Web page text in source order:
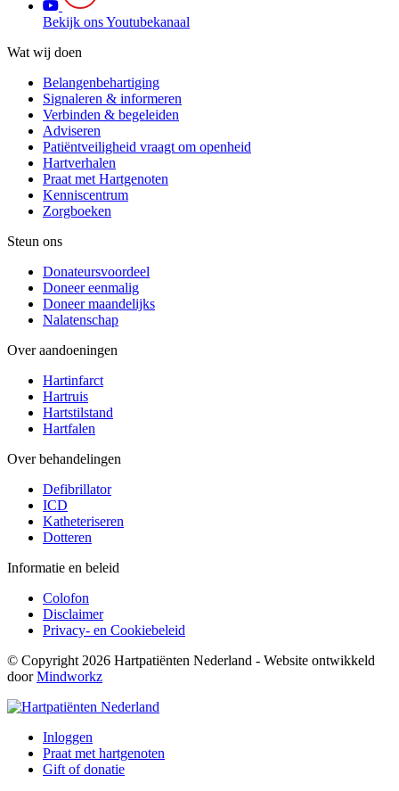
Bekijk ons Youtubekanaal
Wat wij doen
Belangenbehartiging
Signaleren & informeren
Verbinden & begeleiden
Adviseren
Patiëntveiligheid vraagt om openheid
Hartverhalen
Praat met Hartgenoten
Kenniscentrum
Zorgboeken
Steun ons
Donateursvoordeel
Doneer eenmalig
Doneer maandelijks
Nalatenschap
Over aandoeningen
Hartinfarct
Hartruis
Hartstilstand
Hartfalen
Over behandelingen
Defibrillator
ICD
Katheteriseren
Dotteren
Informatie en beleid
Colofon
Disclaimer
Privacy- en Cookiebeleid
© Copyright 2026 Hartpatiënten Nederland - Website ontwikkeld
doorMindworkz
Inloggen
Praat met hartgenoten
Gift of donatie